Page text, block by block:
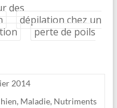
des
dépilation chez un
perte de poils
2014
, Maladie, Nutriments